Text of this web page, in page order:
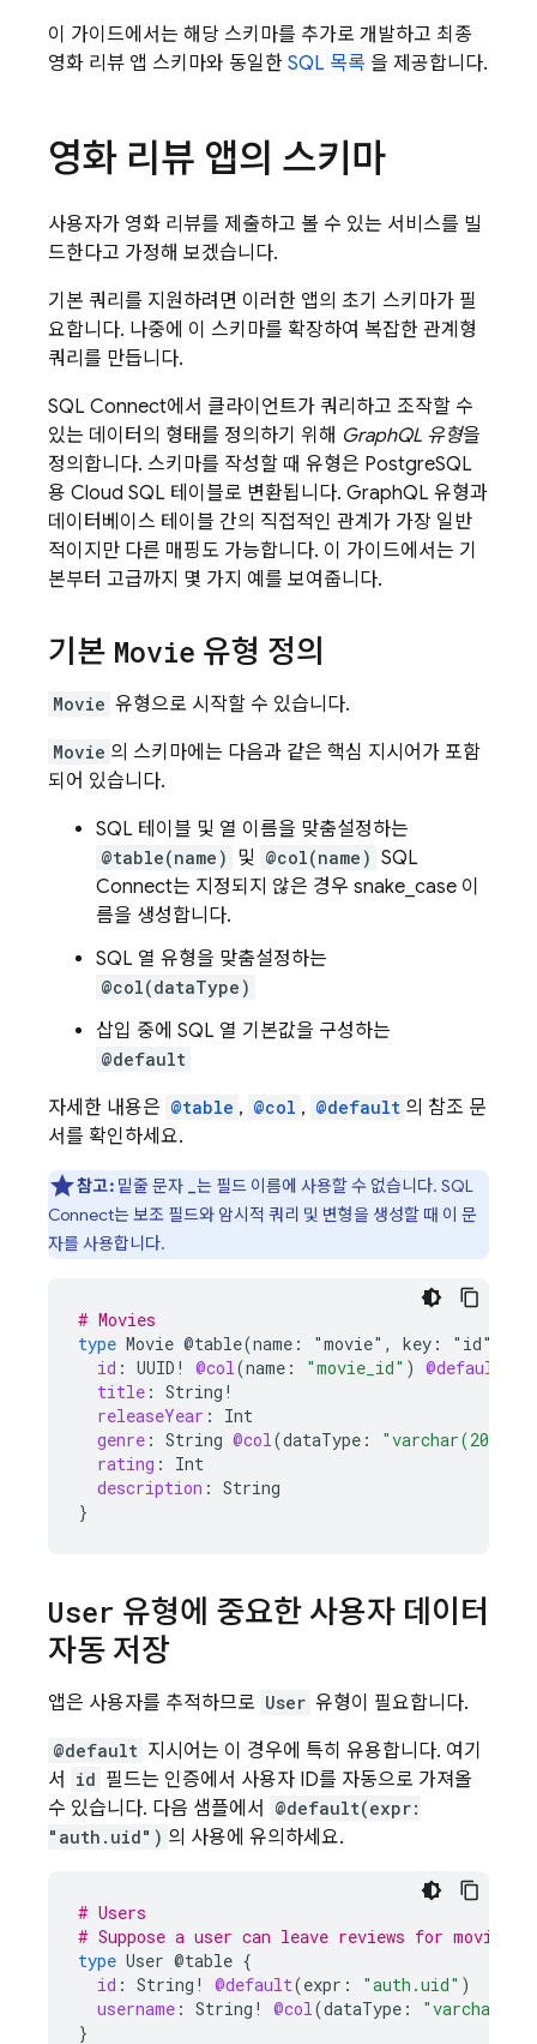
이 가이드에서는 해당 스키마를 추가로 개발하고 최종
영화 리뷰 앱 스키마와 동일한 SQL 목록 을 제공합니다.
영화 리뷰 앱의 스키마
사용자가 영화 리뷰를 제출하고 볼 수 있는 서비스를 빌
드한다고 가정해 보겠습니다.
기본 쿼리를 지원하려면 이러한 앱의 초기 스키마가 필
요합니다. 나중에 이 스키마를 확장하여 복잡한 관계형
쿼리를 만듭니다.
SQL Connect에서 클라이언트가 쿼리하고 조작할 수
있는 데이터의 형태를 정의하기 위해 GraphQL 유형을
정의합니다. 스키마를 작성할 때 유형은 PostgreSQL
용 Cloud SQL 테이블로 변환됩니다. GraphQL 유형과
데이터베이스 테이블 간의 직접적인 관계가 가장 일반
적이지만 다른 매핑도 가능합니다. 이 가이드에서는 기
본부터 고급까지 몇 가지 예를 보여줍니다.
기본 Movie 유형 정의
Movie 유형으로 시작할 수 있습니다.
Movie 의 스키마에는 다음과 같은 핵심 지시어가 포함
되어 있습니다.
SQL 테이블 및 열 이름을 맞춤설정하는
@table(name) 및 @col(name) SQL
Connect는 지정되지 않은 경우 snake_case 이
름을 생성합니다.
SQL 열 유형을 맞춤설정하는
@col(dataType)
삽입 중에 SQL 열 기본값을 구성하는
@default
자세한 내용은 @table , @col , @default 의 참조 문
서를 확인하세요.
참고:밑줄 문자 는 필드 이름에 사용할 수 없습니다. SQL
Connect는 보조 필드와 암시적 쿼리 및 변형을 생성할 때 이 문
자를 사용합니다.
# Movies
type Movie @table(name: "movie" , key: "id")
id : UUID ! @col(name : "movie_id" ) @default
title : String !
releaseYear :
Int
genre : String @col(dataType : "varchar(20)"
rating :
Int
description : String
}
User 유형에 중요한 사용자 데이터
자동 저장
앱은 사용자를 추적하므로 User 유형이 필요합니다.
@default 지시어는 이 경우에 특히 유용합니다. 여기
서
id 필드는 인증에서 사용자 ID를 자동으로 가져올
수 있습니다. 다음 샘플에서
@default(expr:
"auth.uid") 의 사용에 유의하세요.
# Users
# Suppose a user can leave reviews for movies
type User @table {
id : String ! @default(expr : "auth.uid" )
username : String ! @col(dataType :
}